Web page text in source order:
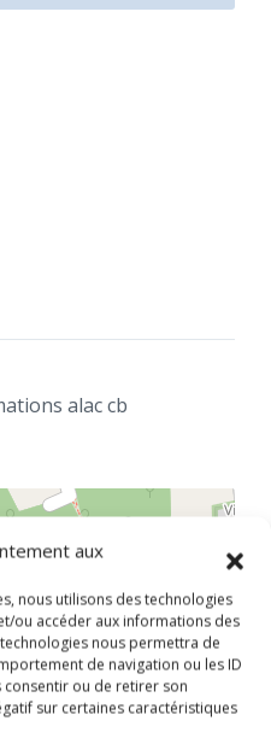
aux
nous utilisons des technologies
ou accéder aux informations des
nous permettra de
de navigation ou les ID
consentir ou de retirer son
sur certaines caractéristiques